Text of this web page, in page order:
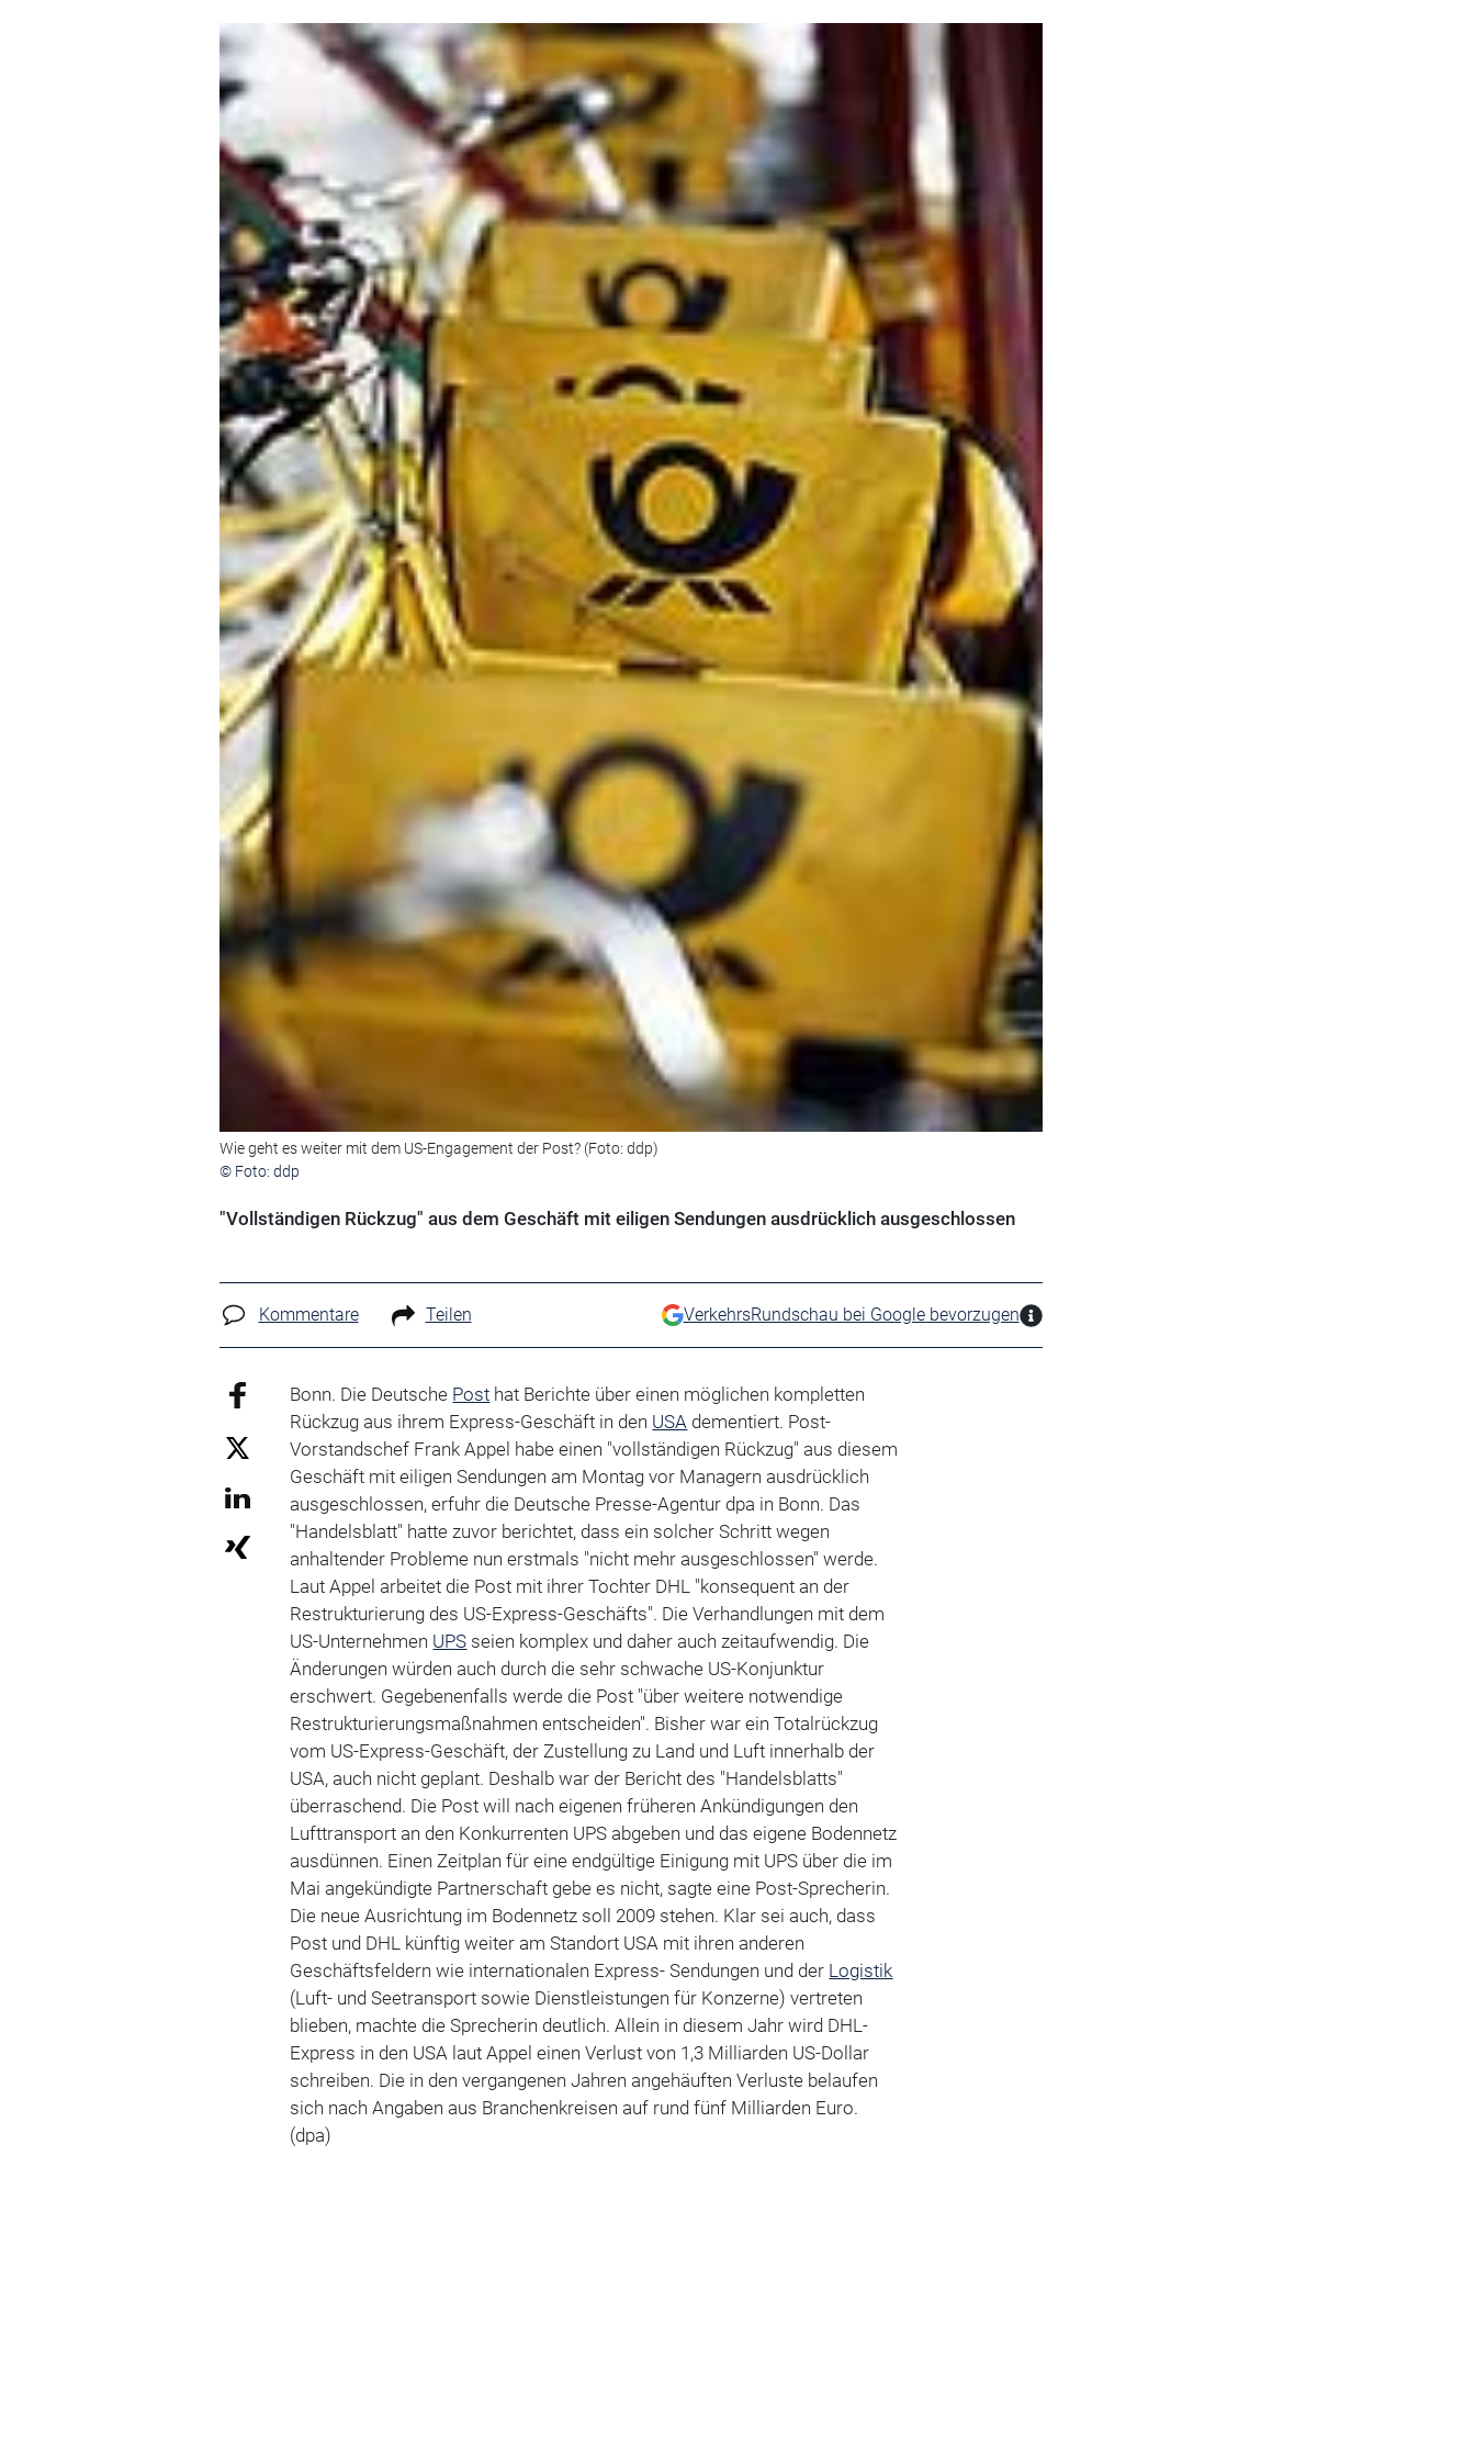
Wie geht es weiter mit dem US-Engagement der Post? (Foto: ddp)
© Foto: ddp
"Vollständigen Rückzug" aus dem Geschäft mit eiligen Sendungen ausdrücklich ausgeschlossen
Kommentare Teilen VerkehrsRundschau bei Google bevorzugen
Bonn. Die Deutsche Post hat Berichte über einen möglichen kompletten
Rückzug aus ihrem Express-Geschäft in den USA dementiert. Post-
Vorstandschef Frank Appel habe einen "vollständigen Rückzug" aus diesem
Geschäft mit eiligen Sendungen am Montag vor Managern ausdrücklich
ausgeschlossen, erfuhr die Deutsche Presse-Agentur dpa in Bonn. Das
"Handelsblatt" hatte zuvor berichtet, dass ein solcher Schritt wegen
anhaltender Probleme nun erstmals "nicht mehr ausgeschlossen" werde.
Laut Appel arbeitet die Post mit ihrer Tochter DHL "konsequent an der
Restrukturierung des US-Express-Geschäfts". Die Verhandlungen mit dem
US-Unternehmen UPS seien komplex und daher auch zeitaufwendig. Die
Änderungen würden auch durch die sehr schwache US-Konjunktur
erschwert. Gegebenenfalls werde die Post "über weitere notwendige
Restrukturierungsmaßnahmen entscheiden". Bisher war ein Totalrückzug
vom US-Express-Geschäft, der Zustellung zu Land und Luft innerhalb der
USA, auch nicht geplant. Deshalb war der Bericht des "Handelsblatts"
überraschend. Die Post will nach eigenen früheren Ankündigungen den
Lufttransport an den Konkurrenten UPS abgeben und das eigene Bodennetz
ausdünnen. Einen Zeitplan für eine endgültige Einigung mit UPS über die im
Mai angekündigte Partnerschaft gebe es nicht, sagte eine Post-Sprecherin.
Die neue Ausrichtung im Bodennetz soll 2009 stehen. Klar sei auch, dass
Post und DHL künftig weiter am Standort USA mit ihren anderen
Geschäftsfeldern wie internationalen Express- Sendungen und der Logistik
(Luft- und Seetransport sowie Dienstleistungen für Konzerne) vertreten
blieben, machte die Sprecherin deutlich. Allein in diesem Jahr wird DHL-
Express in den USA laut Appel einen Verlust von 1,3 Milliarden US-Dollar
schreiben. Die in den vergangenen Jahren angehäuften Verluste belaufen
sich nach Angaben aus Branchenkreisen auf rund fünf Milliarden Euro.
(dpa)